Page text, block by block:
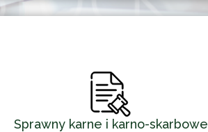
Sprawny karne i karno-skarbowe